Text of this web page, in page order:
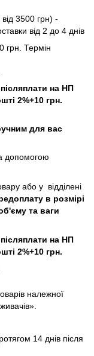
3500 грн) -
від 2 до 4 днів
грн. Термін
на НП
2%+10 грн.
для вас
допомогою
або у відділені
в розмірі
та ваги
на НП
2%+10 грн.
належної
14 днів після